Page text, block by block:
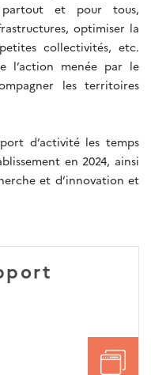
partout et pour tous,
optimiser la
collectivités, etc.
l’action menée par le
les territoires
d’activité les temps
en 2024, ainsi
et d’innovation et